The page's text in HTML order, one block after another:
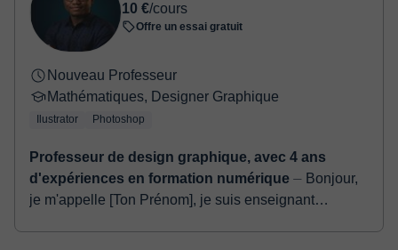
confirmer la réservation.
10 €/cours
Offre un essai gratuit
Nouveau Professeur
Mathématiques, Designer Graphique
Ilustrator Photoshop
Professeur de design graphique, avec 4 ans
d'expériences en formation numérique ⏤ Bonjour,
je m'appelle [Ton Prénom], je suis enseignant